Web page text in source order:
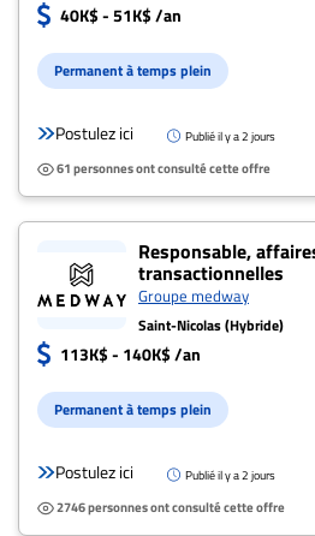
40K$ - 51K$ /an
Permanent à temps plein
Postulez ici Publié il y a 2 jours
61 personnes ont consulté cette offre
Responsable,
transactionnelles
Groupe medway
Saint-Nicolas (Hybride)
113K$ - 140K$ /an
Permanent à temps plein
Postulez ici Publié il y a 2 jours
2746 personnes ont consulté cette offre